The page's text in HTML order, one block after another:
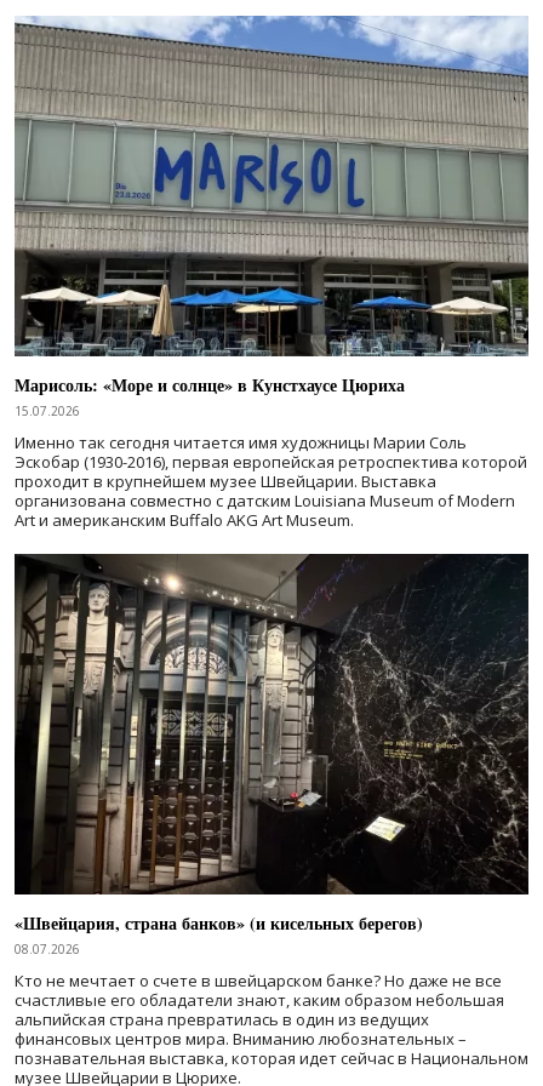
Марисоль: «Море и солнце» в Кунстхаусе Цюриха
15.07.2026
Именно так сегодня читается имя художницы Марии Соль
Эскобар (1930-2016), первая европейская ретроспектива которой
проходит в крупнейшем музее Швейцарии. Выставка
организована совместно с датским Louisiana Museum of Modern
Art и американским Buffalo AKG Art Museum.
«Швейцария, страна банков» (и кисельных берегов)
08.07.2026
Кто не мечтает о счете в швейцарском банке? Но даже не все
счастливые его обладатели знают, каким образом небольшая
альпийская страна превратилась в один из ведущих
финансовых центров мира. Вниманию любознательных –
познавательная выставка, которая идет сейчас в Национальном
музее Швейцарии в Цюрихе.